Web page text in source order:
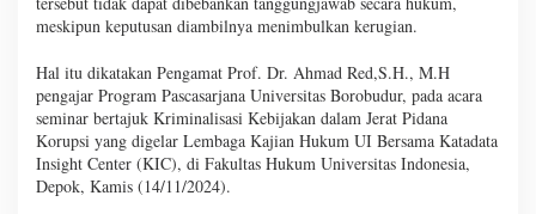
meskipun keputusan diambilnya menimbulkan kerugian.
Hal itu dikatakan Pengamat Prof. Dr. Ahmad Red,S.H., M.H
pengajar Program Pascasarjana Universitas Borobudur, pada acara
seminar bertajuk Kriminalisasi Kebijakan dalam Jerat Pidana
Korupsi yang digelar Lembaga Kajian Hukum UI Bersama Katadata
Insight Center (KIC), di Fakultas Hukum Universitas Indonesia,
Depok, Kamis (14/11/2024).